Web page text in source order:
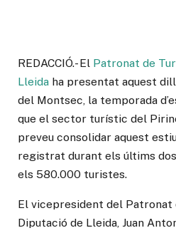
REDACCIÓ.- El Patronat de
Lleida ha presentat aquest
del Montsec, la temporada
que el sector turístic del
preveu consolidar aquest
registrat durant els últims
els 580.000 turistes.
El vicepresident del Patronat
Diputació de Lleida, Juan